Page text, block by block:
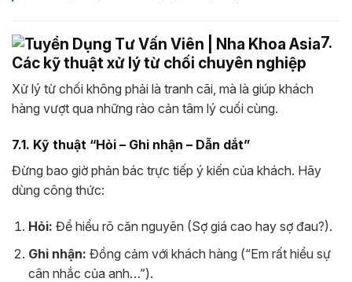
7.
Các kỹ thuật xử lý từ chối chuyên nghiệp
Xử lý từ chối không phải là tranh cãi, mà là giúp khách
hàng vượt qua những rào cản tâm lý cuối cùng.
7.1. Kỹ thuật “Hỏi – Ghi nhận – Dẫn dắt”
Đừng bao giờ phản bác trực tiếp ý kiến của khách. Hãy
dùng công thức:
Hỏi: Để hiểu rõ căn nguyên (Sợ giá cao hay sợ đau?).
Ghi nhận: Đồng cảm với khách hàng (“Em rất hiểu sự
cân nhắc của anh…”).